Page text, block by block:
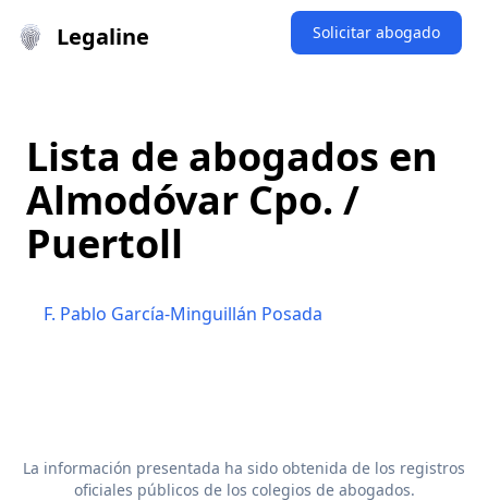
Legaline Solicitar abogado
Lista de abogados en
Almodóvar Cpo. /
Puertoll
F. Pablo García-Minguillán Posada
La información presentada ha sido obtenida de los registros
oficiales públicos de los colegios de abogados.